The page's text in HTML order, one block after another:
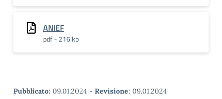
ANIEF
pdf - 216 kb
Pubblicato: 09.01.2024 - Revisione: 09.01.2024